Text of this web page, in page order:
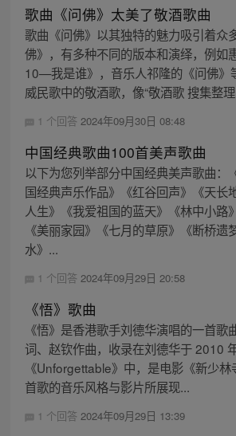
歌曲《问佛》太美了敬酒歌曲
歌曲《问佛》以其独特的魅力吸引着众
佛》，有多种不同的版本和演绎，例如
10—我是谁》，音乐人祁隆的《问佛》
威民歌中的敬酒歌，像“敬酒歌 搜集整
1 个回答 2024年09月30日 08:48
中国经典歌曲100首美声歌曲
以下为您列举部分中国经典美声歌曲：
国经典声乐作品》《红谷回声》《天长
人生》《我爱祖国的蓝天》《林中小路
《美丽家园》《七月的草原》《断桥遗
水》...
1 个回答 2024年09月29日 20:58
《悟》歌曲
《悟》是香港歌手刘德华演唱的一首歌
词、赵钦作曲，收录在刘德华于 2010
《Unforgettable》中，是电影《新少
首歌的音乐风格与影片所展现...
1 个回答 2024年09月29日 13:39